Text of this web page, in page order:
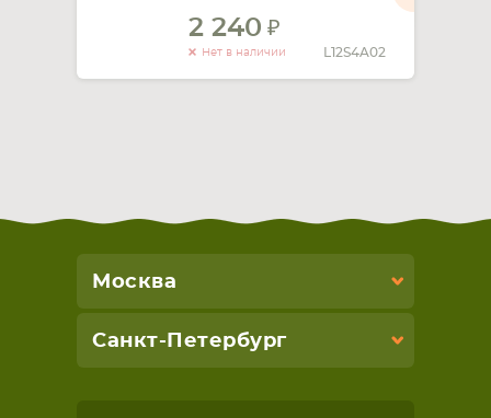
2 240
Нет в наличии L12S4A02
Москва
Санкт-Петербург